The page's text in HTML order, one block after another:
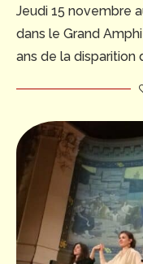
Jeudi 15 novembre
dans le Grand
ans de la disparition